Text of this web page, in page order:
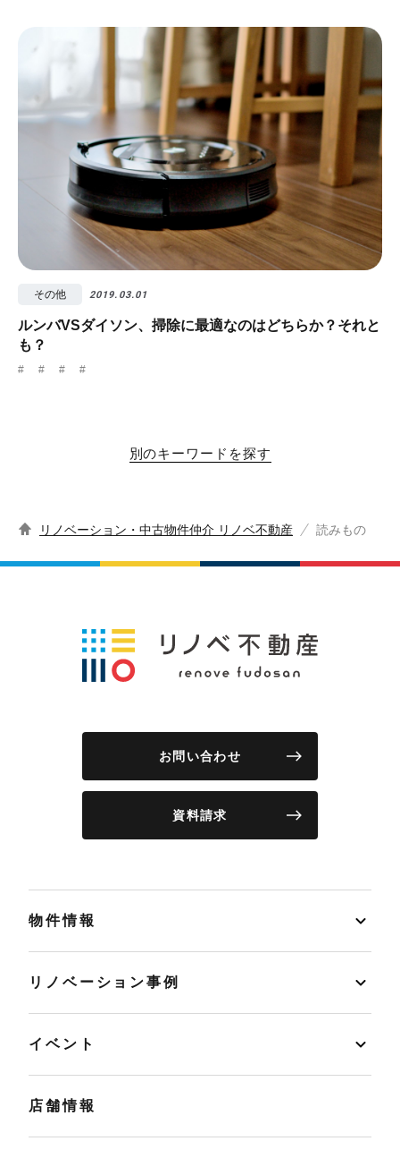
その他 2019.03.01
ルンバVSダイソン、掃除に最適なのはどちらか？それと
も？
# # # #
別のキーワードを探す
リノベーション・中古物件仲介 リノベ不動産 読みもの
お問い合わせ
資料請求
物件情報
リノベーション事例
イベント
店舗情報